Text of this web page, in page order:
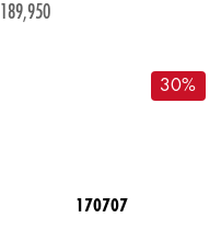
189,950
30%